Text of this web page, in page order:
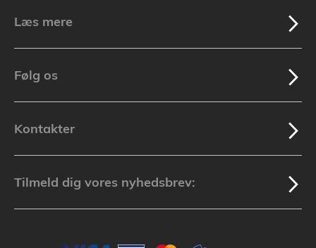
Læs mere
Følg os
Kontakter
Tilmeld dig vores nyhedsbrev: